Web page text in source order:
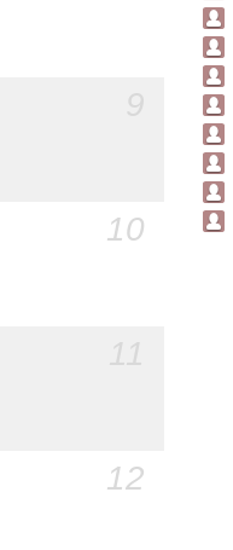
10
12